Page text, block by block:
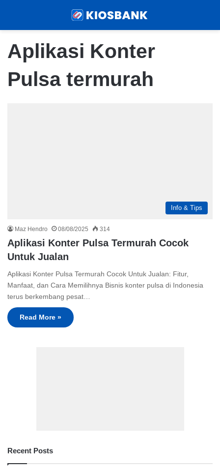
Aplikasi Konter
Pulsa termurah
Info & Tips
Maz Hendro 08/08/2025 314
Aplikasi Konter Pulsa Termurah Cocok
Untuk Jualan
Aplikasi Konter Pulsa Termurah Cocok Untuk Jualan: Fitur,
Manfaat, dan Cara Memilihnya Bisnis konter pulsa di Indonesia
terus berkembang pesat…
Read More »
Recent Posts